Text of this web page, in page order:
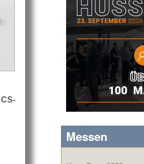
CS-
500 und CS-800 ganz neu
Messen